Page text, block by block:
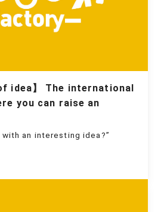
idea】 The international
you can raise an
with an interesting idea?”